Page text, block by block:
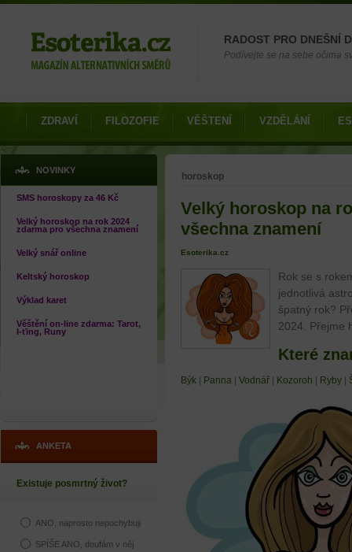
RADOST PRO DNEŠNÍ
Podívejte se na sebe očima
ZDRAVÍ FILOZOFIE VĚŠTENÍ VZDĚLÁNÍ
NOVINKY
SMS horoskopy za 46 Kč
Velký horoskop na rok 2024
zdarma pro všechna znamení
Velký snář online
Keltský horoskop
Výklad karet
Věštění on-line zdarma: Tarot,
I-ťing, Runy
ANKETA
Existuje posmrtný život?
ANO, naprosto nepochybuji
SPÍŠE ANO, doufám v něj
Jste zde
horoskop
Velký horoskop na
všechna znamení
Esoterika.cz
Rok se s
jednotlivá
špatný rok?
2024. Přejme
Které
Býk Panna Vodnář Kozoroh Ryby